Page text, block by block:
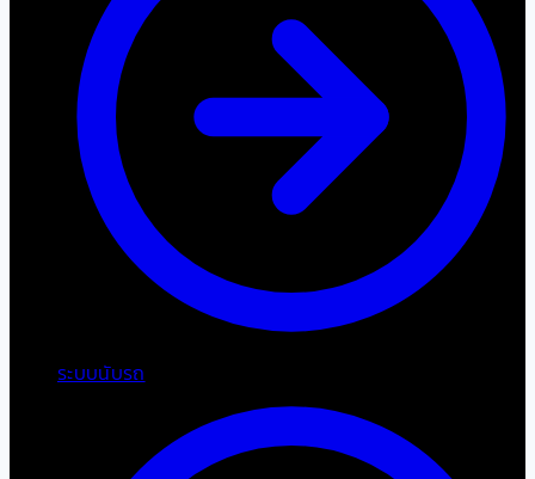
ระบบนับรถ